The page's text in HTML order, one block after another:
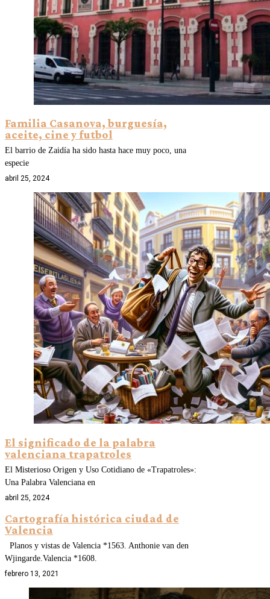
Familia Casanova, burguesía,
aceite, cine y futbol
El barrio de Zaidía ha sido hasta hace muy poco, una
especie
abril 25, 2024
El significado de la palabra
valenciana trapatroles
El Misterioso Origen y Uso Cotidiano de «Trapatroles»:
Una Palabra Valenciana en
abril 25, 2024
Cartografía histórica ciudad de
Valencia
Planos y vistas de Valencia *1563. Anthonie van den
Wjingarde.Valencia *1608.
febrero 13, 2021